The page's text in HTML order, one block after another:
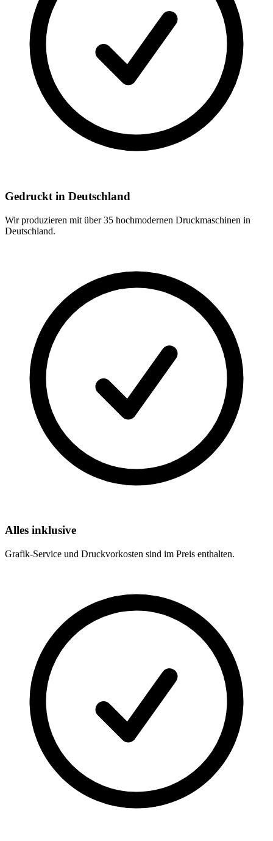
Gedruckt in Deutschland
Wir produzieren mit über 35 hochmodernen Druckmaschinen in
Deutschland.
Alles inklusive
Grafik-Service und Druckvorkosten sind im Preis enthalten.